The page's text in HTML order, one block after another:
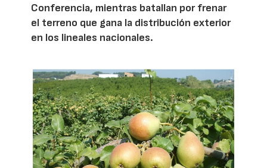
Conferencia, mientras batallan por frenar
el terreno que gana la distribución exterior
en los lineales nacionales.